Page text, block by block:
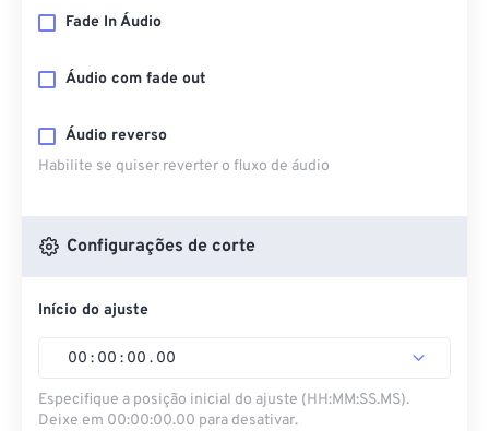
Fade In Áudio
Áudio com fade out
Áudio reverso
Habilite se quiser reverter o fluxo de áudio
Configurações de corte
Início do ajuste
00 : 00 : 00 . 00
Especifique a posição inicial do ajuste (HH:MM:SS.MS).
Deixe em 00:00:00.00 para desativar.